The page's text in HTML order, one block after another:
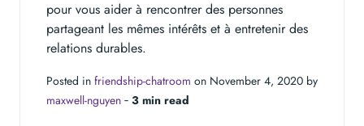
pour vous aider à rencontrer des personnes
partageant les mêmes intérêts et à entretenir des
relations durables.
Posted in friendship-chatroom on November 4, 2020 by
maxwell-nguyen ‐ 3 min read